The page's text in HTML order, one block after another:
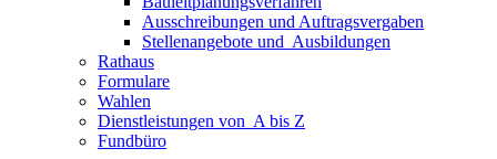
Ausschreibungen und Auftragsvergaben
Stellenangebote und ­­ Ausbildungen
Rathaus
Formulare
Wahlen
Dienst­leistungen ­von ­ ­A bis Z
Fundbüro